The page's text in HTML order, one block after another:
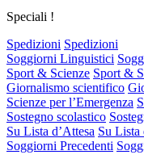
Speciali !
Spedizioni Spedizioni
Soggiorni Linguistici
Sport & Scienze Sport &
Giornalismo scientifico
Scienze per l’Emergenza
Sostegno scolastico
Su Lista d’Attesa Su Lista
Soggiorni Precedenti